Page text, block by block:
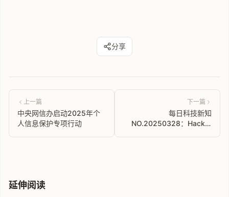
分享
上一篇
中央网信办启动2025年个
人信息保护专项行动
下一篇
每日科技新知
NO.20250328：Hacker
延伸阅读